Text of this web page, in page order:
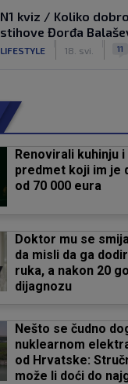
N1 kviz / Koliko
stihove Đorđa
LIFESTYLE 18. svi. 11
Renovirali kuhinju
predmet koji im je
od 70 000 eura
Doktor mu se
da misli da ga
ruka, a nakon 20
dijagnozu
Nešto se čudno
nuklearnom
od Hrvatske:
može li doći do